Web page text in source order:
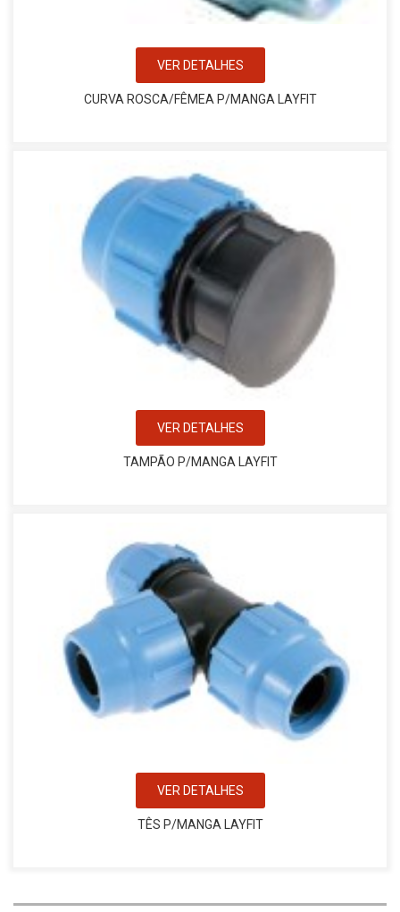
VER DETALHES
CURVA ROSCA/FÊMEA P/MANGA LAYFIT
VER DETALHES
TAMPÃO P/MANGA LAYFIT
VER DETALHES
TÊS P/MANGA LAYFIT